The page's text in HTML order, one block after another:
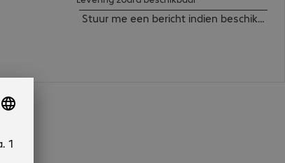
Stuur me een bericht indien beschikbaar